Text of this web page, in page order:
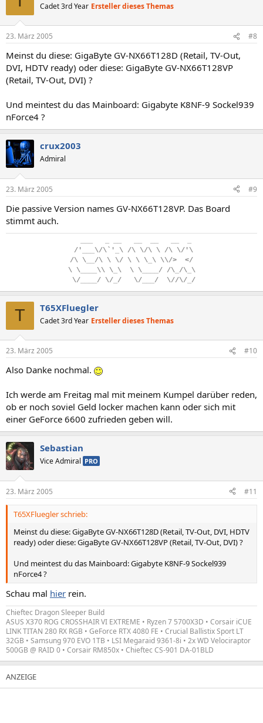
Cadet 3rd Year Ersteller dieses Themas
23. März 2005 #8
Meinst du diese: GigaByte GV-NX66T128D (Retail, TV-Out,
DVI, HDTV ready) oder diese: GigaByte GV-NX66T128VP
(Retail, TV-Out, DVI) ?
Und meintest du das Mainboard: Gigabyte K8NF-9 Sockel939
nForce4 ?
crux2003
Admiral
23. März 2005 #9
Die passive Version names GV-NX66T128VP. Das Board
stimmt auch.
/'___\/\`'_\ /\ \/\ \ /\ \/'\
/\ \__/\ \ \/ \ \ \_\ \\/>
</
\. \____\\. \_\.. \. \____/. /\_/\_\
\/____/. \/_/... \/___/.. \//\/_/
T T65XFluegler
Cadet 3rd Year Ersteller dieses Themas
23. März 2005 #10
Also Danke nochmal.
Ich werde am Freitag mal mit meinem Kumpel darüber reden,
ob er noch soviel Geld locker machen kann oder sich mit
einer GeForce 6600 zufrieden geben will.
Sebastian
Vice Admiral PRO
23. März 2005 #11
T65XFluegler schrieb:
Meinst du diese: GigaByte GV-NX66T128D (Retail, TV-Out, DVI, HDTV
ready) oder diese: GigaByte GV-NX66T128VP (Retail, TV-Out, DVI) ?
Und meintest du das Mainboard: Gigabyte K8NF-9 Sockel939
nForce4 ?
Schau mal hier rein.
Chieftec Dragon Sleeper Build
ASUS X370 ROG CROSSHAIR VI EXTREME • Ryzen 7 5700X3D • Corsair iCUE
LINK TITAN 280 RX RGB • GeForce RTX 4080 FE • Crucial Ballistix Sport LT
32GB • Samsung 970 EVO 1TB • LSI Megaraid 9361-8i • 2x WD Velociraptor
500GB @ RAID 0 • Corsair RM850x • Chieftec CS-901 DA-01BLD